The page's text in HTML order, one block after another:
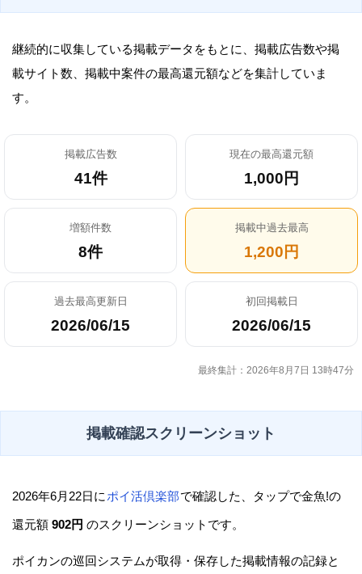
継続的に収集している掲載データをもとに、掲載広告数や掲
載サイト数、掲載中案件の最高還元額などを集計していま
す。
掲載広告数
41件
現在の最高還元額
1,000円
増額件数
8件
掲載中過去最高
1,200円
過去最高更新日
2026/06/15
初回掲載日
2026/06/15
最終集計：2026年8月7日 13時47分
掲載確認スクリーンショット
2026年6月22日に ポイ活倶楽部で確認した、タップで金魚!の
還元額 902円 のスクリーンショットです。
ポイカンの巡回システムが取得・保存した掲載情報の記録と